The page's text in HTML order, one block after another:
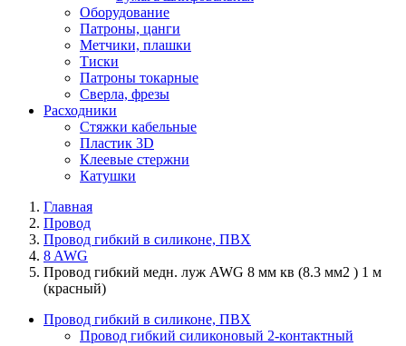
Оборудование
Патроны, цанги
Метчики, плашки
Тиски
Патроны токарные
Сверла, фрезы
Расходники
Стяжки кабельные
Пластик 3D
Клеевые стержни
Катушки
Главная
Провод
Провод гибкий в силиконе, ПВХ
8 AWG
Провод гибкий медн. луж AWG 8 мм кв (8.3 мм2 ) 1 м
(красный)
Провод гибкий в силиконе, ПВХ
Провод гибкий силиконовый 2-контактный